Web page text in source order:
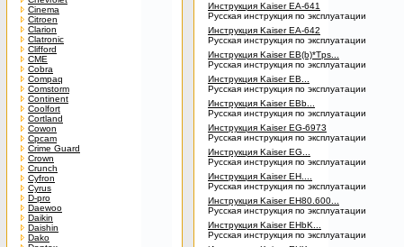
Cinema
Citroen
Clarion
Clatronic
Clifford
CME
Cobra
Compaq
Comstorm
Continent
Coolfort
Cortland
Cowon
Cpcam
Crime Guard
Crown
Crunch
Cyfron
Cyrus
D-pro
Daewoo
Daikin
Daishin
Dako
Инструкция Kaiser EA-641
Русская инструкция по эксплуатации
Инструкция Kaiser EA-642
Русская инструкция по эксплуатации
Инструкция Kaiser EB(b)*Tps...
Русская инструкция по эксплуатации
Инструкция Kaiser EB...
Русская инструкция по эксплуатации
Инструкция Kaiser EBb...
Русская инструкция по эксплуатации
Инструкция Kaiser EG-6973
Русская инструкция по эксплуатации
Инструкция Kaiser EG...
Русская инструкция по эксплуатации
Инструкция Kaiser EH....
Русская инструкция по эксплуатации
Инструкция Kaiser EH80.600...
Русская инструкция по эксплуатации
Инструкция Kaiser EHbK...
Русская инструкция по эксплуатации